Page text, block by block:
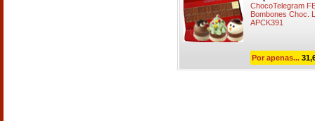
ChocoTelegram
Bombones Choc.
APCK391
Por apenas...